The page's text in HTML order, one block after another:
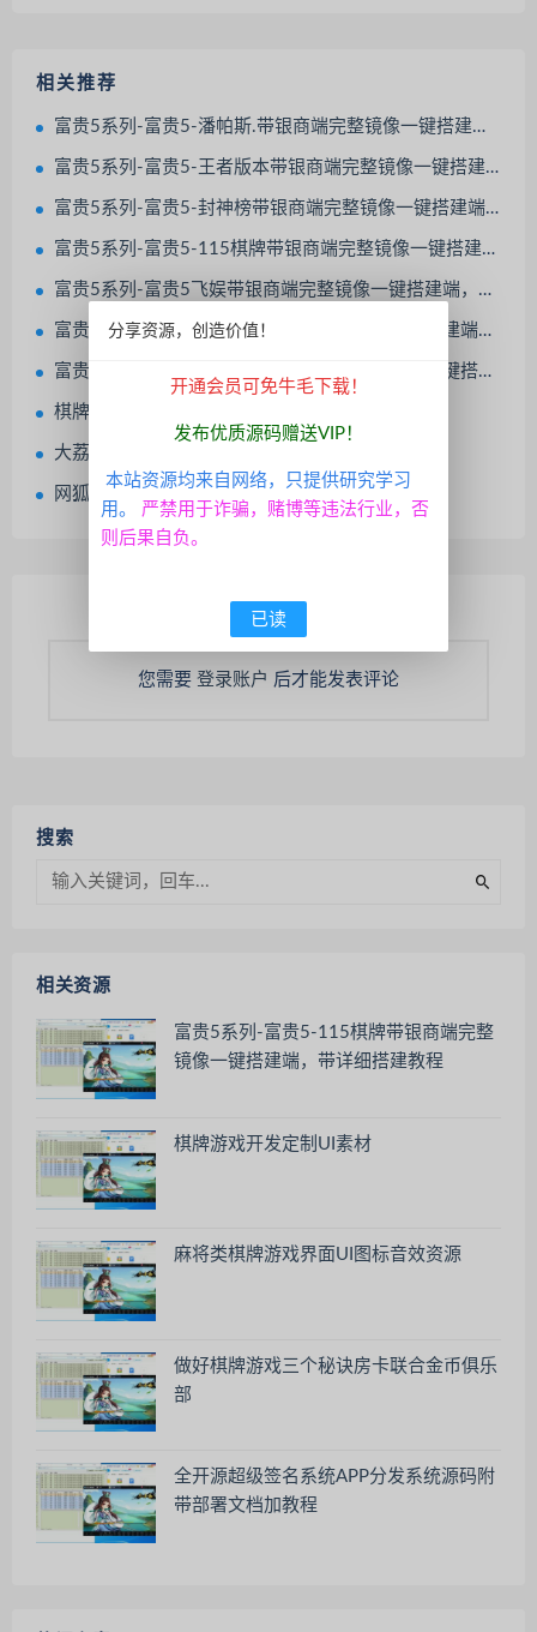
相关推荐
富贵5系列-富贵5-潘帕斯.带银商端完整镜像一键搭建端，带详细搭建教程
富贵5系列-富贵5-王者版本带银商端完整镜像一键搭建端，带详细搭建教程
富贵5系列-富贵5-封神榜带银商端完整镜像一键搭建端，带详细搭建教程
富贵5系列-富贵5-115棋牌带银商端完整镜像一键搭建端，带详细搭建教程
富贵5系列-富贵5飞娱带银商端完整镜像一键搭建端，带详细搭建教程
富贵5系列-富贵5大满贯带银商端完整镜像一键搭建端，带详细搭建教程
富贵5系列-富贵5奇迹捕鱼版带银商端完整镜像一键搭建端，带详细搭建教程
棋牌游戏开发定制UI素材
大荔发财房卡麻将棋牌游戏
网狐二开闽北游棋牌游戏（红包+金币+钻石）
您需要 登录账户 后才能发表评论
搜索
相关资源
富贵5系列-富贵5-115棋牌带银商端完整
镜像一键搭建端，带详细搭建教程
棋牌游戏开发定制UI素材
麻将类棋牌游戏界面UI图标音效资源
做好棋牌游戏三个秘诀房卡联合金币俱乐
部
全开源超级签名系统APP分发系统源码附
带部署文档加教程
分享资源，创造价值！
开通会员可免牛毛下载！
发布优质源码赠送VIP！
本站资源均来自网络，只提供研究学习
用。
严禁用于诈骗，赌博等违法行业，否
则后果自负。
已读